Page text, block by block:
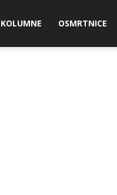
KOLUMNE OSMRTNICE